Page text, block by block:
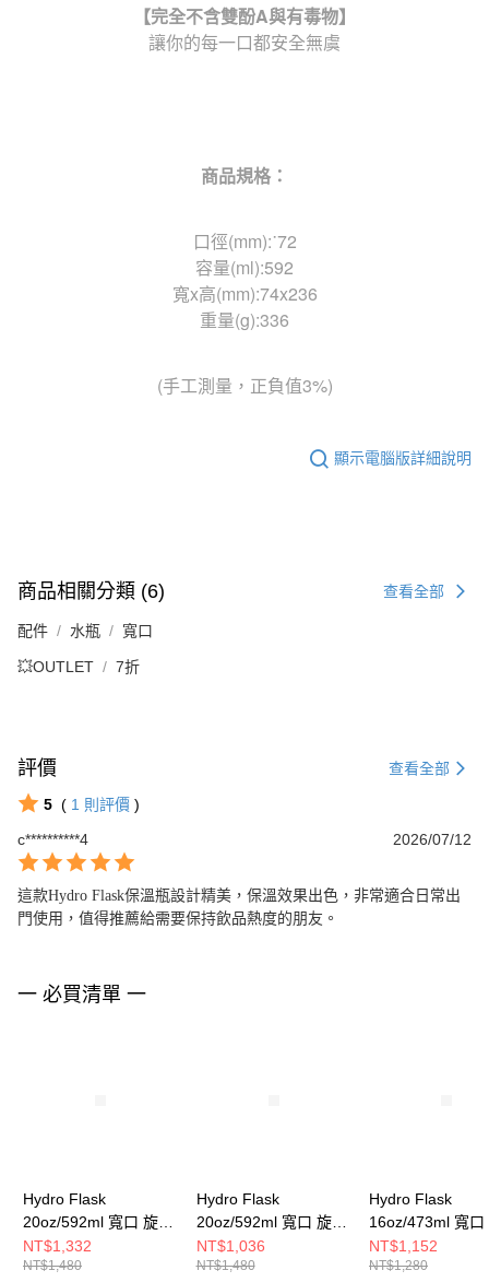
【完全不含雙酚A與有毒物】
讓你的每一口都安全無虞
商品規格：
口徑(mm):˙72
容量(ml):592
寬x高(mm):74x236
重量(g):336
(手工測量，正負值3%)
顯示電腦版詳細說明
商品相關分類 (6) 查看全部
配件 水瓶 寬口
💥OUTLET 7折
評價 查看全部
5 ( 1 則評價 )
c**********4
2026/07/12
這款Hydro Flask保溫瓶設計精美，保溫效果出色，非常適合日常出
門使用，值得推薦給需要保持飲品熱度的朋友。
一 必買清單 一
Hydro Flask
20oz/592ml 寬口 旋轉
咖啡蓋 保溫瓶 摩卡棕
NT$1,332
NT$1,480
Hydro Flask
20oz/592ml 寬口 旋轉
咖啡蓋 保溫瓶 石板灰
NT$1,036
NT$1,480
Hydro Flask
16oz/473ml 寬口
咖啡蓋 保溫瓶 化
NT$1,152
NT$1,280